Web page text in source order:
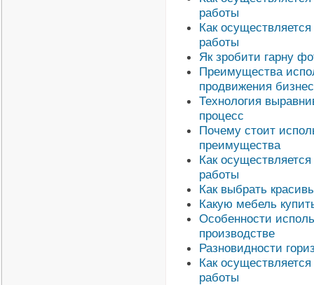
работы
Как
работы
Як зробити гарну
Преимущества
продвижения
Технология
процесс
Почему стоит
преимущества
Как
работы
Как выбрать
Какую мебель
Особенности
производстве
Разновидности
Как
работы